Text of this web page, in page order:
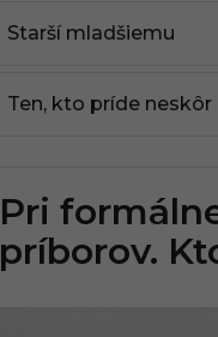
Starší mladšiemu
Ten, kto príde neskôr
Pri
príborov.